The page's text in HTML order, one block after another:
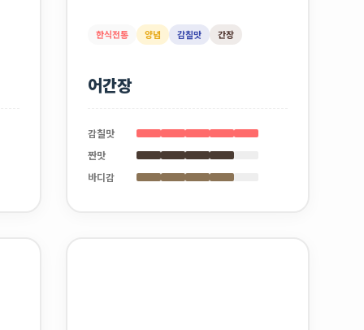
한식전통 양념 감칠맛 간장
어간장
감칠맛
짠맛
바디감